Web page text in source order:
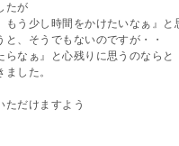
たが
う少し時間をかけたいなぁ』と
、そうでもないのですが・・
らなぁ』と心残りに思うのならと
した。
ただけますよう